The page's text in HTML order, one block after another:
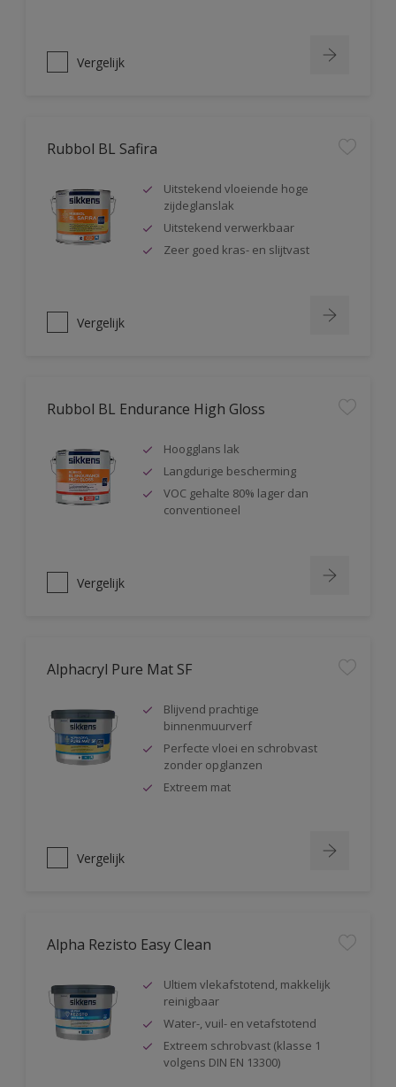
Vergelijk
Rubbol BL Safira
Uitstekend vloeiende hoge
zijdeglanslak
Uitstekend verwerkbaar
Zeer goed kras- en slijtvast
Vergelijk
Rubbol BL Endurance High Gloss
Hoogglans lak
Langdurige bescherming
VOC gehalte 80% lager dan
conventioneel
Vergelijk
Alphacryl Pure Mat SF
Blijvend prachtige
binnenmuurverf
Perfecte vloei en schrobvast
zonder opglanzen
Extreem mat
Vergelijk
Alpha Rezisto Easy Clean
Ultiem vlekafstotend, makkelijk
reinigbaar
Water-, vuil- en vetafstotend
Extreem schrobvast (klasse 1
volgens DIN EN 13300)